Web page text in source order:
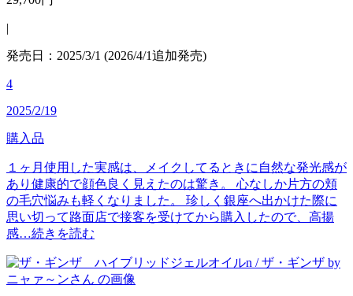
|
発売日：2025/3/1 (2026/4/1追加発売)
4
2025/2/19
購入品
１ヶ月使用した実感は、メイクしてるときに自然な発光感が
あり健康的で顔色良く見えたのは驚き。 心なしか片方の頬
の毛穴悩みも軽くなりました。 珍しく銀座へ出かけた際に
思い切って路面店で接客を受けてから購入したので、高揚
感…続きを読む